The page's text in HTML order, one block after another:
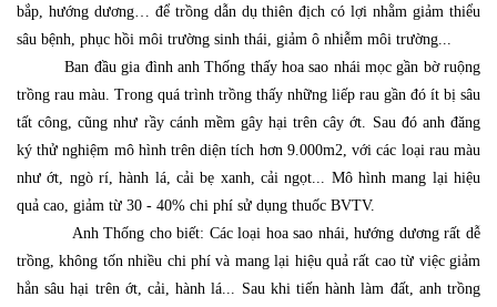
bắp, hướng dương… để trồng dẫn dụ thiên địch có lợi nhằm giảm thiểu
sâu bệnh, phục hồi môi trường sinh thái, giảm ô nhiễm môi trường...
Ban đầu gia đình anh Thống thấy hoa sao nhái mọc gần bờ ruộng
trồng rau màu. Trong quá trình trồng thấy những liếp rau gần đó ít bị sâu
tất công, cũng như rầy cánh mềm gây hại trên cây ớt. Sau đó anh đăng
ký thử nghiệm mô hình trên diện tích hơn 9.000m2, với các loại rau màu
như ớt, ngò rí, hành lá, cải bẹ xanh, cải ngọt... Mô hình mang lại hiệu
quả cao, giảm từ 30 - 40% chi phí sử dụng thuốc BVTV.
Anh Thống cho biết: Các loại hoa sao nhái, hướng dương rất dễ
trồng, không tốn nhiều chi phí và mang lại hiệu quả rất cao từ việc giảm
hẳn sâu hại trên ớt, cải, hành lá... Sau khi tiến hành làm đất, anh trồng